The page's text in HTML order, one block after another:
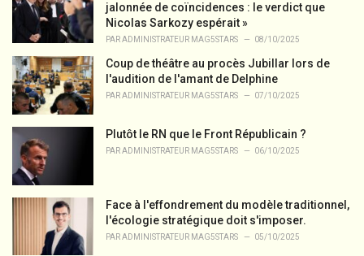
jalonnée de coïncidences : le verdict que
Nicolas Sarkozy espérait »
PARADMINISTRATEUR MAG5STARS 08/10/2025
Coup de théâtre au procès Jubillar lors de
l'audition de l'amant de Delphine
PARADMINISTRATEUR MAG5STARS 07/10/2025
Plutôt le RN que le Front Républicain ?
PARADMINISTRATEUR MAG5STARS 06/10/2025
Face à l'effondrement du modèle traditionnel,
l'écologie stratégique doit s'imposer.
PARADMINISTRATEUR MAG5STARS 05/10/2025